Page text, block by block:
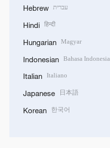
Hebrew עברית
Hindi हिन्दी
Hungarian Magyar
Indonesian Bahasa Indonesia
Italian Italiano
Japanese 日本語
Korean 한국어